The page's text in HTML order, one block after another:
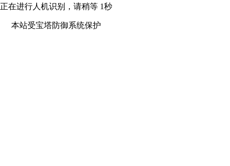
正在进行人机识别，请稍等 1秒
本站受宝塔防御系统保护